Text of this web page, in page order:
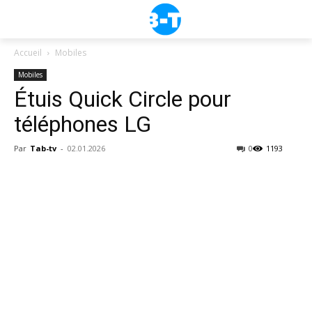
Accueil Mobiles
Mobiles
Étuis Quick Circle pour
téléphones LG
Par Tab-tv - 02.01.2026 1193
0